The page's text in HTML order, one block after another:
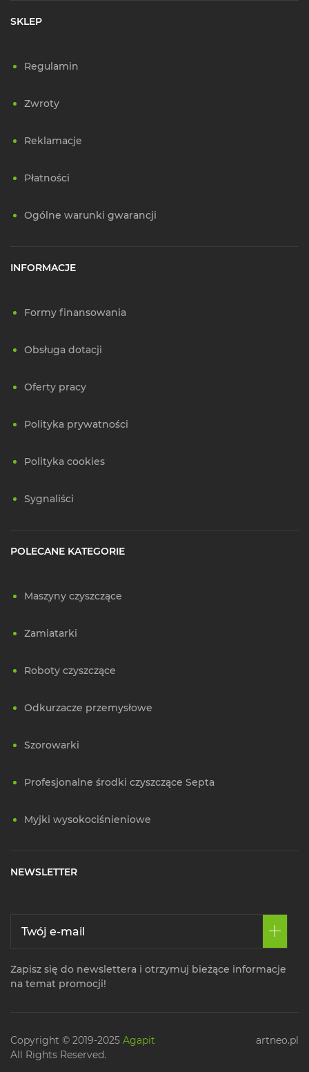
SKLEP
Regulamin
Zwroty
Reklamacje
Płatności
Ogólne warunki gwarancji
INFORMACJE
Formy finansowania
Obsługa dotacji
Oferty pracy
Polityka prywatności
Polityka cookies
Sygnaliści
POLECANE KATEGORIE
Maszyny czyszczące
Zamiatarki
Roboty czyszczące
Odkurzacze przemysłowe
Szorowarki
Profesjonalne środki czyszczące Septa
Myjki wysokociśnieniowe
NEWSLETTER
Zapisz się do newslettera i otrzymuj bieżące informacje
na temat promocji!
Copyright © 2019-2025 Agapit
All Rights Reserved.
artneo.pl